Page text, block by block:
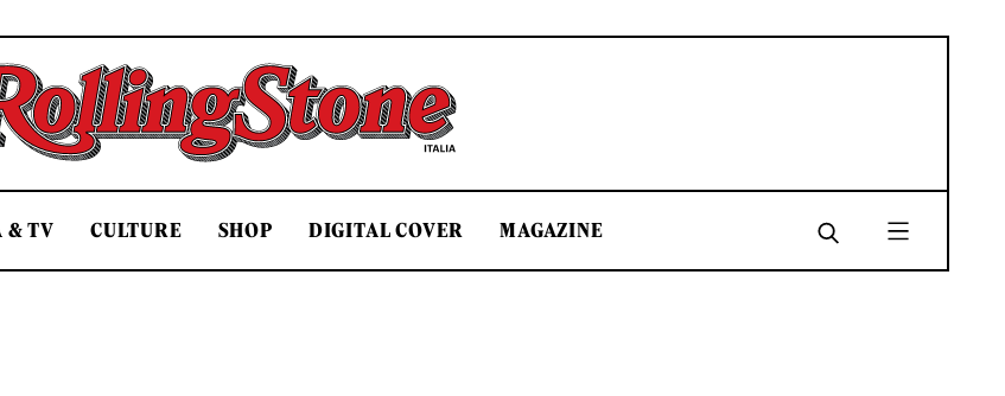
Rolling Stone Italia
& TV CULTURE SHOP DIGITAL COVER MAGAZINE